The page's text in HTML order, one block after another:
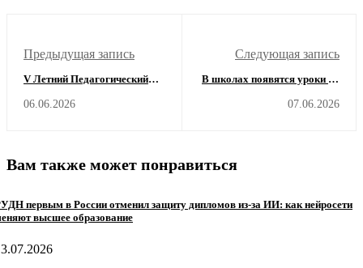
Предыдущая запись
V Летний Педагогический
союзник в образовании
06.06.2026
Следующая запись
В школах появятся уроки об
Путин поручил адаптировать
07.06.2026
Вам также может понравиться
первым в России отменил защиту дипломов из-за ИИ: как нейросети
высшее образование